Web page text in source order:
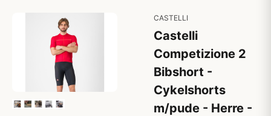
CASTELLI
Castelli
Competizione 2
Bibshort -
Cykelshorts
m/pude - Herre -